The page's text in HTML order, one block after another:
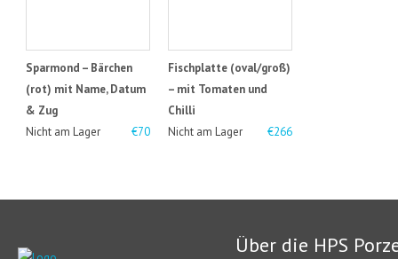
Sparmond – Bärchen
(rot) mit Name, Datum
& Zug
€70
Nicht am Lager
Fischplatte (oval/groß)
– mit Tomaten und
Chilli
€266
Nicht am Lager
Über die HPS